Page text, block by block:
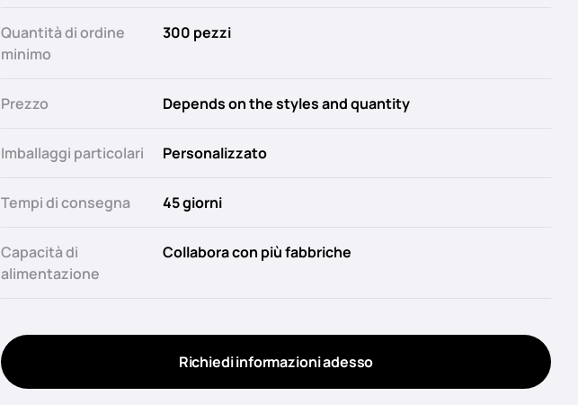
Quantità di ordine
minimo
300 pezzi
Prezzo Depends on the styles and quantity
Imballaggi particolari Personalizzato
Tempi di consegna 45 giorni
Capacità di
alimentazione
Collabora con più fabbriche
Richiedi informazioni adesso